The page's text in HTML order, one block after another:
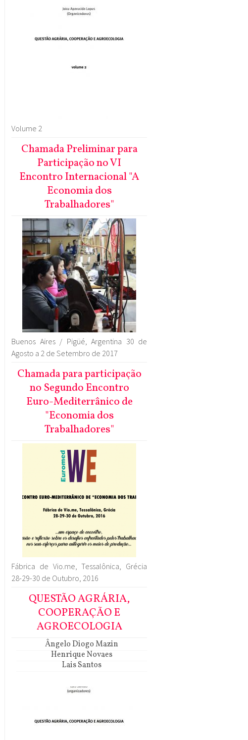
Volume 2
Chamada Preliminar para
Participação no VI
Encontro Internacional "A
Economia dos
Trabalhadores"
Buenos Aires / Pigüé, Argentina 30 de
Agosto a 2 de Setembro de 2017
Chamada para participação
no Segundo Encontro
Euro-Mediterrânico de
"Economia dos
Trabalhadores"
Fábrica de Vio.me, Tessalônica, Grécia
28-29-30 de Outubro, 2016
QUESTÃO AGRÁRIA,
COOPERAÇÃO E
AGROECOLOGIA
Ângelo Diogo Mazin
Henrique Novaes
Lais Santos